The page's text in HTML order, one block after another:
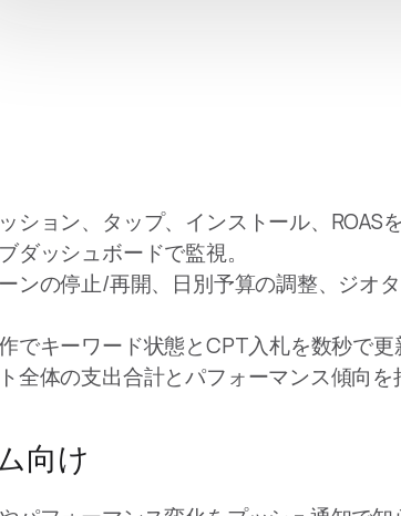
ション、タップ、インストール、
ダッシュボードで監視。
ンの停止/再開、日別予算の調整、ジオ
でキーワード状態とCPT入札を数秒で更
全体の支出合計とパフォーマンス傾向を
向け